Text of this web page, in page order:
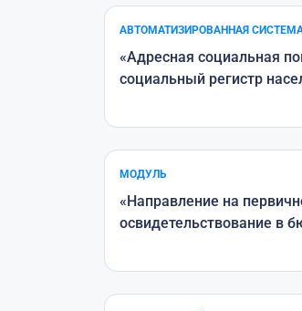
АВТОМАТИЗИРОВАННАЯ
«Адресная социальная
социальный регистр
МОДУЛЬ
«Направление на
освидетельствование в